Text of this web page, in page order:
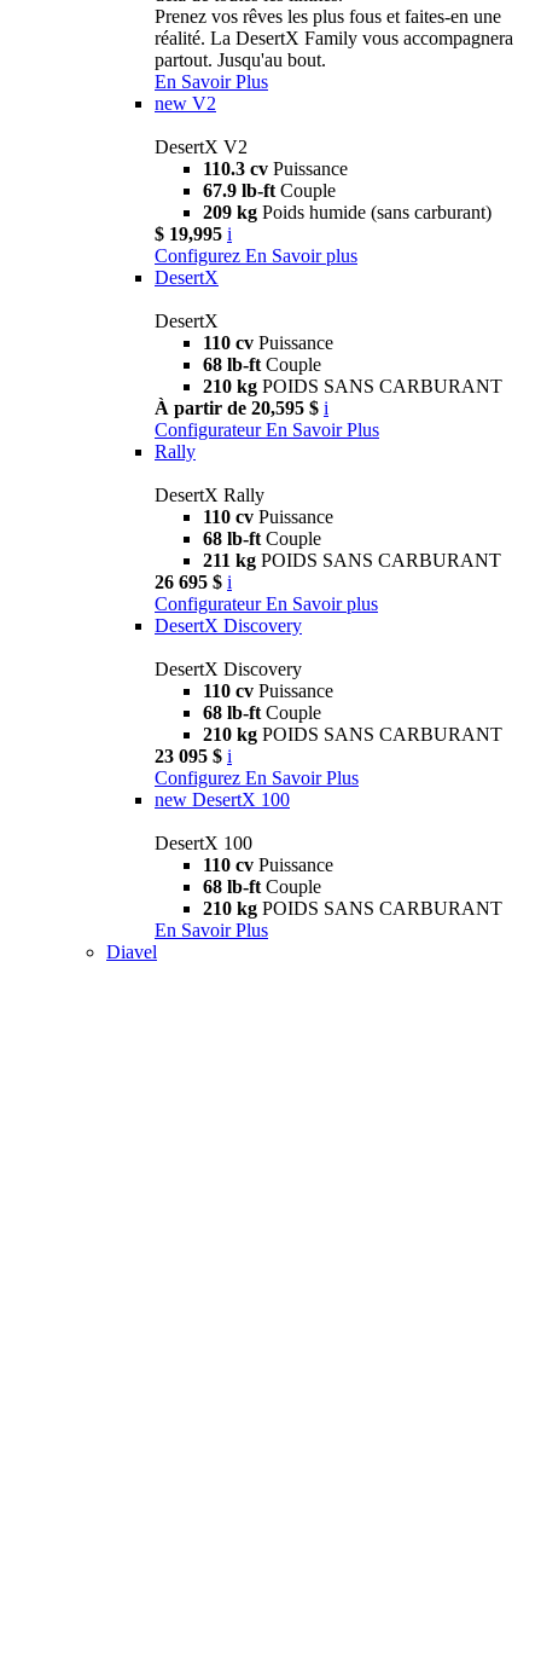
Prenez vos rêves les plus fous et faites-en une
réalité. La DesertX Family vous accompagnera
partout. Jusqu'au bout.
En Savoir Plus
new V2
DesertX V2
110.3 cv Puissance
67.9 lb-ft Couple
209 kg Poids humide (sans carburant)
$ 19,995 i
Configurez En Savoir plus
DesertX
DesertX
110 cv Puissance
68 lb-ft Couple
210 kg POIDS SANS CARBURANT
À partir de 20,595 $ i
Configurateur En Savoir Plus
Rally
DesertX Rally
110 cv Puissance
68 lb-ft Couple
211 kg POIDS SANS CARBURANT
26 695 $ i
Configurateur En Savoir plus
DesertX Discovery
DesertX Discovery
110 cv Puissance
68 lb-ft Couple
210 kg POIDS SANS CARBURANT
23 095 $ i
Configurez En Savoir Plus
new DesertX 100
DesertX 100
110 cv Puissance
68 lb-ft Couple
210 kg POIDS SANS CARBURANT
En Savoir Plus
Diavel